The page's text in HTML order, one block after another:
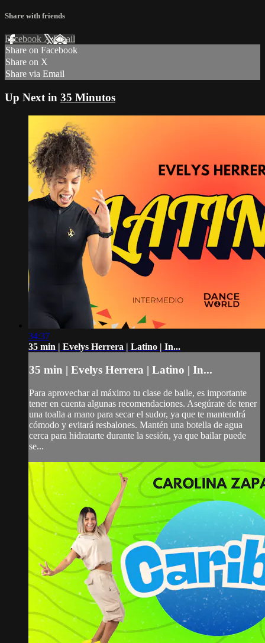
Share with friends
Facebook XEmail
Share on Facebook
Share on X
Share via Email
Up Next in 35 Minutos
34:37
35 min | Evelys Herrera | Latino | In...
35 min | Evelys Herrera | Latino | In...
Para aprovechar al máximo tu clase de baile, es importante
tener en cuenta algunas recomendaciones. Asegúrate de tener
una toalla a mano para secar el sudor, ya que te mantendrá
cómodo y evitará resbalones. Mantén una botella de agua
cerca para hidratarte durante la sesión, ya que bailar puede
se...